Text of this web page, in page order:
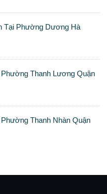
Tại Phường Dương Hà
Phường Thanh Lương Quận
Thanh Nhàn Quận